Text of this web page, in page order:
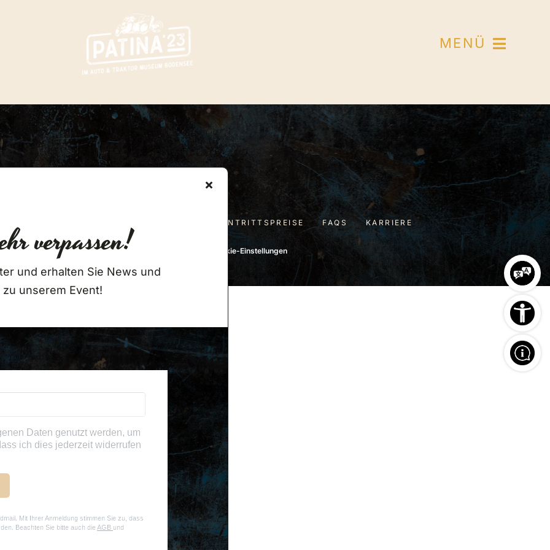
MENÜ
EINTRITTSPREISE FAQS KARRIERE
• Auto & Traktor Museum •Impressum Cookie-Einstellungen
verpassen!
und erhalten Sie News und
unserem Event!
Daten genutzt werden, um
ich dies jederzeit widerrufen
Mit Ihrer Anmeldung stimmen Sie zu, dass
Beachten Sie bitte auch die AGB und